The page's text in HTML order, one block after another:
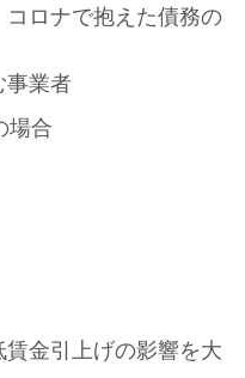
ロナで抱えた債務の
事業者
場合
金引上げの影響を大